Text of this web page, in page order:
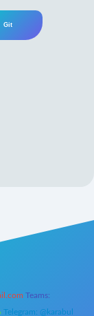
Teams:
Telegram: @karabul